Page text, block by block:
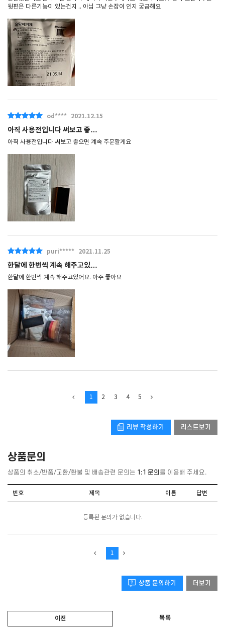
뒷편은 다른기능이 있는건지 .. 아님 그냥 손잡이 인지 궁금해요
od**** 2021.12.15
아직 사용전입니다 써보고 좋…
아직 사용전입니다 써보고 좋으면 계속 주문할게요
puri***** 2021.11.25
한달에 한번씩 계속 해주고있…
한달에 한번씩 계속 해주고있어요. 아주 좋아요
1 2 3 4 5
리뷰 작성하기 리스트보기
상품문의
상품의 취소/반품/교환/환불 및 배송관련 문의는 1:1 문의 를 이용해 주세요.
번호 제목 이름 답변
등록된 문의가 없습니다.
1
상품 문의하기 더보기
이전 목록